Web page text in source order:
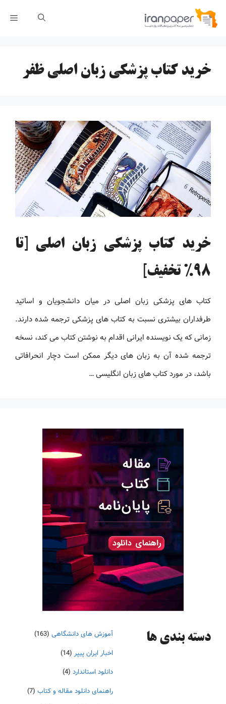
پرش
خرید کتاب پزشکی زبان اصلی ظفر
خرید کتاب پزشکی زبان اصلی [تا
98% تخفیف]
کتاب های پزشکی زبان اصلی در میان دانشجویان و اساتید
طرفداران بیشتری نسبت به کتاب های پزشکی ترجمه شده دارند.
زمانی که یک نویسنده ایرانی اقدام به نوشتن کتاب می کند، نسخه
ترجمه شده آن به زبان های دیگر ممکن است دچار انحرافاتی
باشد، در مورد کتاب های زبان انگلیسی …
دسته‌ بندی ها آموزش های دانشگاهی (163)
اخبار ایران پیپر (14)
دانلود استاندارد (4)
راهنمای دانلود مقاله و کتاب (7)